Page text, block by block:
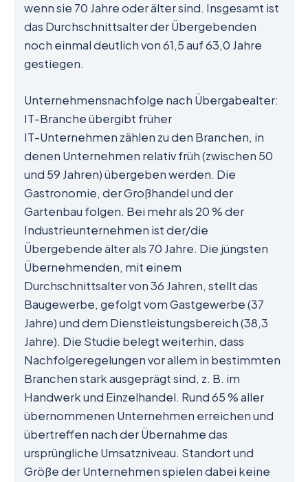
wenn sie 70 Jahre oder älter sind. Insgesamt ist
das Durchschnittsalter der Übergebenden
noch einmal deutlich von 61,5 auf 63,0 Jahre
gestiegen.
Unternehmensnachfolge nach Übergabealter:
IT-Branche übergibt früher
IT-Unternehmen zählen zu den Branchen, in
denen Unternehmen relativ früh (zwischen 50
und 59 Jahren) übergeben werden. Die
Gastronomie, der Großhandel und der
Gartenbau folgen. Bei mehr als 20 % der
Industrieunternehmen ist der/die
Übergebende älter als 70 Jahre. Die jüngsten
Übernehmenden, mit einem
Durchschnittsalter von 36 Jahren, stellt das
Baugewerbe, gefolgt vom Gastgewerbe (37
Jahre) und dem Dienstleistungsbereich (38,3
Jahre). Die Studie belegt weiterhin, dass
Nachfolgeregelungen vor allem in bestimmten
Branchen stark ausgeprägt sind, z. B. im
Handwerk und Einzelhandel. Rund 65 % aller
übernommenen Unternehmen erreichen und
übertreffen nach der Übernahme das
ursprüngliche Umsatzniveau. Standort und
Größe der Unternehmen spielen dabei keine